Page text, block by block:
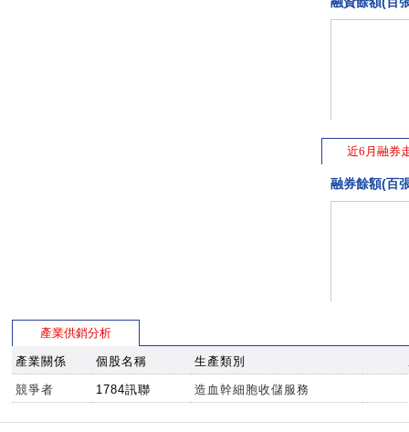
近6月融券
融券餘額(百
產業供銷分析
產業關係 個股名稱 生產類別
競爭者 1784訊聯 造血幹細胞收儲服務